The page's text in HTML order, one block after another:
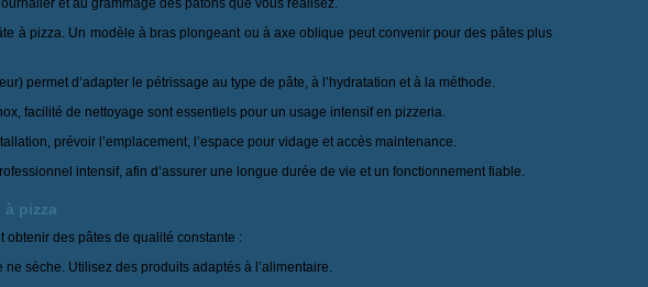
et au grammage des pâtons que vous réalisez.
à pizza. Un modèle à bras plongeant ou à axe oblique peut convenir pour des pâtes plus
permet d’adapter le pétrissage au type de pâte, à l’hydratation et à la méthode.
facilité de nettoyage sont essentiels pour un usage intensif en pizzeria.
prévoir l’emplacement, l’espace pour vidage et accès maintenance.
intensif, afin d’assurer une longue durée de vie et un fonctionnement fiable.
pizza
obtenir des pâtes de qualité constante :
sèche. Utilisez des produits adaptés à l’alimentaire.